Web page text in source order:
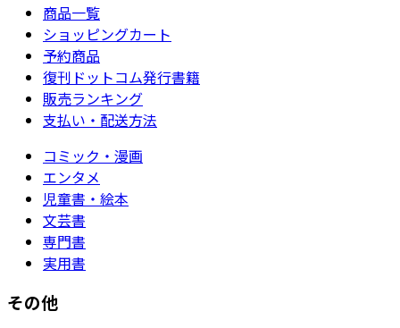
商品一覧
ショッピングカート
予約商品
復刊ドットコム発行書籍
販売ランキング
支払い・配送方法
コミック・漫画
エンタメ
児童書・絵本
文芸書
専門書
実用書
その他